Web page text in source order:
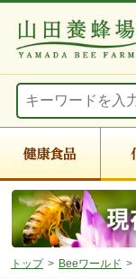
トップ Beeワールド